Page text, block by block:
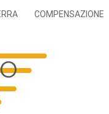
COMPENSAZIONE